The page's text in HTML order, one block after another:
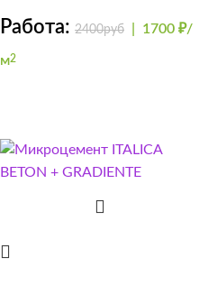
лестница
Работа: 2400руб 1700 ₽/
м2